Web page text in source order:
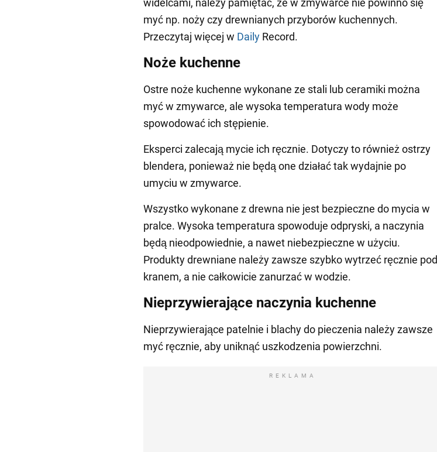
widelcami, należy pamiętać, że w zmywarce nie powinno się
myć np. noży czy drewnianych przyborów kuchennych.
Przeczytaj więcej w Daily Record.
Noże kuchenne
Ostre noże kuchenne wykonane ze stali lub ceramiki można
myć w zmywarce, ale wysoka temperatura wody może
spowodować ich stępienie.
Eksperci zalecają mycie ich ręcznie. Dotyczy to również ostrzy
blendera, ponieważ nie będą one działać tak wydajnie po
umyciu w zmywarce.
Wszystko wykonane z drewna nie jest bezpieczne do mycia w
pralce. Wysoka temperatura spowoduje odpryski, a naczynia
będą nieodpowiednie, a nawet niebezpieczne w użyciu.
Produkty drewniane należy zawsze szybko wytrzeć ręcznie pod
kranem, a nie całkowicie zanurzać w wodzie.
Nieprzywierające naczynia kuchenne
Nieprzywierające patelnie i blachy do pieczenia należy zawsze
myć ręcznie, aby uniknąć uszkodzenia powierzchni.
REKLAMA